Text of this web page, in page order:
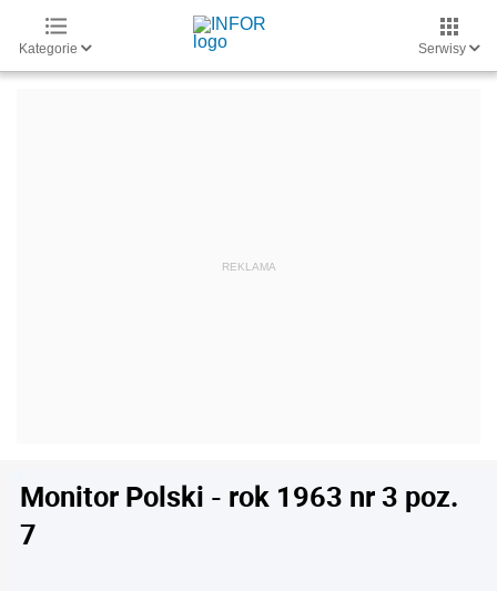
Kategorie Serwisy
Monitor Polski - rok 1963 nr 3 poz.
7